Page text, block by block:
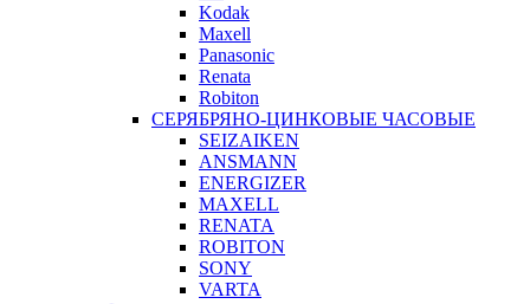
Kodak
Maxell
Panasonic
Renata
Robiton
СЕРЯБРЯНО-ЦИНКОВЫЕ ЧАСОВЫЕ
SEIZAIKEN
ANSMANN
ENERGIZER
MAXELL
RENATA
ROBITON
SONY
VARTA